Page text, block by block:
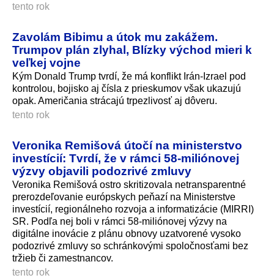
tento rok
Zavolám Bibimu a útok mu zakážem.
Trumpov plán zlyhal, Blízky východ mieri k
veľkej vojne
Kým Donald Trump tvrdí, že má konflikt Irán-Izrael pod
kontrolou, bojisko aj čísla z prieskumov však ukazujú
opak. Američania strácajú trpezlivosť aj dôveru.
tento rok
Veronika Remišová útočí na ministerstvo
investícií: Tvrdí, že v rámci 58-miliónovej
výzvy objavili podozrivé zmluvy
Veronika Remišová ostro skritizovala netransparentné
prerozdeľovanie európskych peňazí na Ministerstve
investícií, regionálneho rozvoja a informatizácie (MIRRI)
SR. Podľa nej boli v rámci 58-miliónovej výzvy na
digitálne inovácie z plánu obnovy uzatvorené vysoko
podozrivé zmluvy so schránkovými spoločnosťami bez
tržieb či zamestnancov.
tento rok